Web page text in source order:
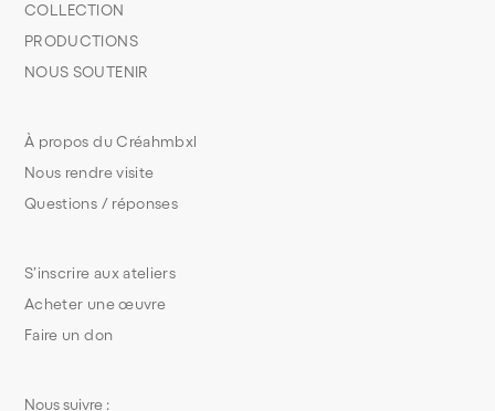
S’inscrire aux ateliers
Acheter une œuvre
Faire un don
À propos du Créahmbxl
Nous rendre visite
Questions / réponses
COLLECTION
PRODUCTIONS
NOUS SOUTENIR
Nous suivre :